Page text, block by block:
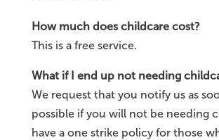
How much does childcare cost?
This is a free service.
What if I end up not needing
We request that you notify us as
possible if you will not be needing
have a one strike policy for those